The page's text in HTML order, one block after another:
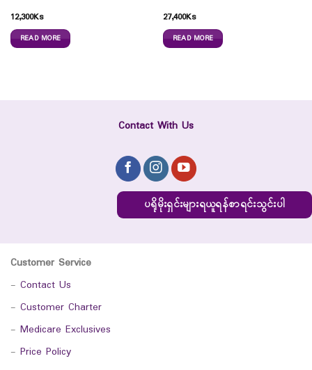
12,300Ks
READ MORE
27,400Ks
READ MORE
Contact With Us
ပရိုမိုးရှင်းများရယူရန်စာရင်းသွင်းပါ
Customer Service
- Contact Us
- Customer Charter
- Medicare Exclusives
- Price Policy